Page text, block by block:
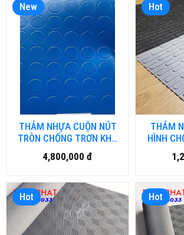
New
THẢM NHỰA CUỘN NÚT
TRÒN CHỐNG TRƠN KHỔ
2MX25M NH.DN-HN
4,800,000 đ
Hot
THẢM
HÌNH
Hot Hot